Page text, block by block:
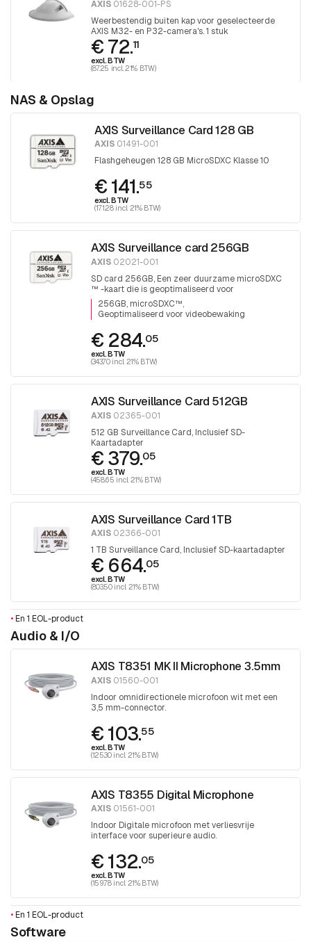
AXIS 01628-001-PS
Weerbestendig buiten kap voor geselecteerde
AXIS M32- en P32-camera's. 1 stuk
€ 72.11
excl. BTW
(87.25 incl. 21% BTW)
NAS & Opslag
AXIS Surveillance Card 128 GB
AXIS01491-001
Flashgeheugen 128 GB MicroSDXC Klasse 10
€ 141.55
excl. BTW
(171.28 incl. 21% BTW)
AXIS Surveillance card 256GB
AXIS 02021-001
SD card 256GB, Een zeer duurzame microSDXC
™ -kaart die is geoptimaliseerd voor
videobewaking.
256GB, microSDXC™
Geoptimaliseerd voor videobewaking
€ 284.05
excl. BTW
(343.70 incl. 21% BTW)
AXIS Surveillance Card 512GB
AXIS 02365-001
512 GB Surveillance Card, Inclusief SD-
Kaartadapter
€ 379.05
excl. BTW
(458.65 incl. 21% BTW)
AXIS Surveillance Card 1TB
AXIS 02366-001
1 TB Surveillance Card, Inclusief SD-kaartadapter
€ 664.05
excl. BTW
(803.50 incl. 21% BTW)
• En 1 EOL-product
Audio & I/O
AXIS T8351 MK II Microphone 3.5mm
AXIS 01560-001
Indoor omnidirectionele microfoon wit met een
3,5 mm-connector.
€ 103.55
excl. BTW
(125.30 incl. 21% BTW)
AXIS T8355 Digital Microphone
AXIS 01561-001
Indoor Digitale microfoon met verliesvrije
interface voor superieure audio.
€ 132.05
excl. BTW
(159.78 incl. 21% BTW)
• En 1 EOL-product
Software